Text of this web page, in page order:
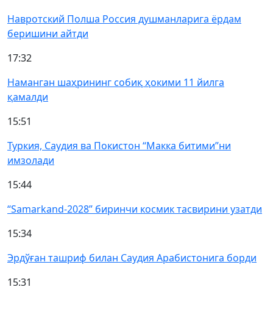
Навротский Полша Россия душманларига ёрдам
беришини айтди
17:32
Наманган шаҳрининг собиқ ҳокими 11 йилга
қамалди
15:51
Туркия, Саудия ва Покистон “Макка битими”ни
имзолади
15:44
“Samarkand-2028” биринчи космик тасвирини узатди
15:34
Эрдўған ташриф билан Саудия Арабистонига борди
15:31